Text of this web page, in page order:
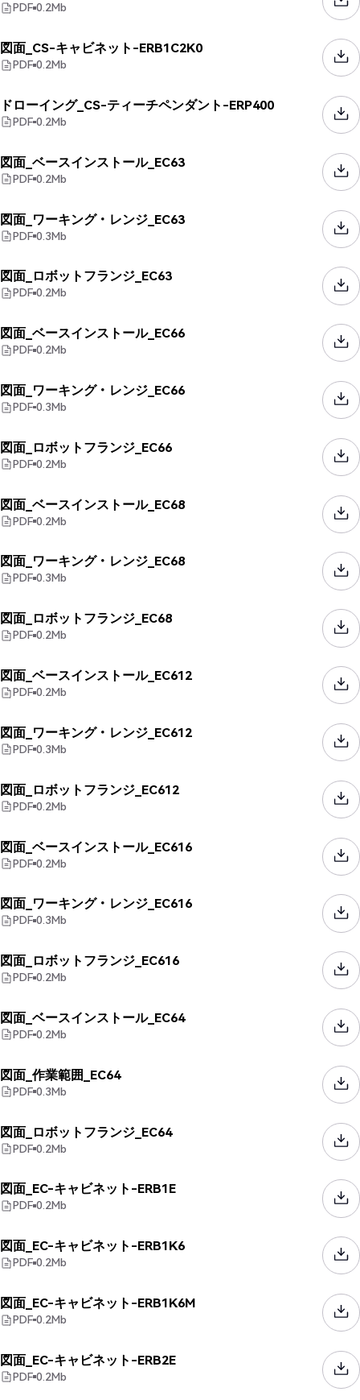
PDF 0.2Mb
図面_CS-キャビネット-ERB1C2K0
PDF 0.2Mb
ドローイング_CS-ティーチペンダント-ERP400
PDF 0.2Mb
図面_ベースインストール_EC63
PDF 0.2Mb
図面_ワーキング・レンジ_EC63
PDF 0.3Mb
図面_ロボットフランジ_EC63
PDF 0.2Mb
図面_ベースインストール_EC66
PDF 0.2Mb
図面_ワーキング・レンジ_EC66
PDF 0.3Mb
図面_ロボットフランジ_EC66
PDF 0.2Mb
図面_ベースインストール_EC68
PDF 0.2Mb
図面_ワーキング・レンジ_EC68
PDF 0.3Mb
図面_ロボットフランジ_EC68
PDF 0.2Mb
図面_ベースインストール_EC612
PDF 0.2Mb
図面_ワーキング・レンジ_EC612
PDF 0.3Mb
図面_ロボットフランジ_EC612
PDF 0.2Mb
図面_ベースインストール_EC616
PDF 0.2Mb
図面_ワーキング・レンジ_EC616
PDF 0.3Mb
図面_ロボットフランジ_EC616
PDF 0.2Mb
図面_ベースインストール_EC64
PDF 0.2Mb
図面_作業範囲_EC64
PDF 0.3Mb
図面_ロボットフランジ_EC64
PDF 0.2Mb
図面_EC-キャビネット-ERB1E
PDF 0.2Mb
図面_EC-キャビネット-ERB1K6
PDF 0.2Mb
図面_EC-キャビネット-ERB1K6M
PDF 0.2Mb
図面_EC-キャビネット-ERB2E
PDF 0.2Mb